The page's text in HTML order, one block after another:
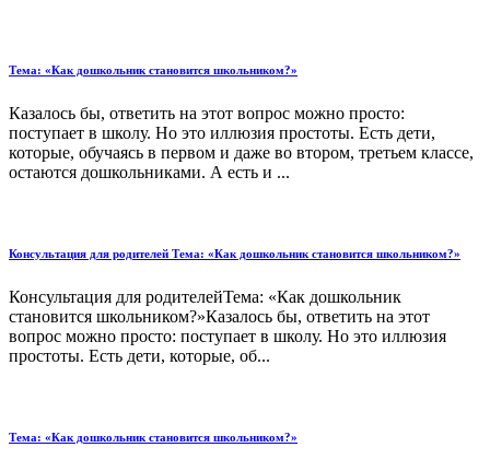
Тема: «Как дошкольник становится школьником?»
Казалось бы, ответить на этот вопрос можно просто:
поступает в школу. Но это иллюзия простоты. Есть дети,
которые, обучаясь в первом и даже во втором, третьем классе,
остаются дошкольниками. А есть и ...
Консультация для родителей Тема: «Как дошкольник становится школьником?»
Консультация для родителейТема: «Как дошкольник
становится школьником?»Казалось бы, ответить на этот
вопрос можно просто: поступает в школу. Но это иллюзия
простоты. Есть дети, которые, об...
Тема: «Как дошкольник становится школьником?»